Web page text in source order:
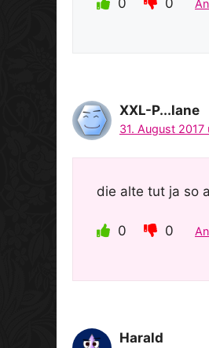
0 0
XXL-P...lane
31. August
die alte tut ja so
0 0
Harald